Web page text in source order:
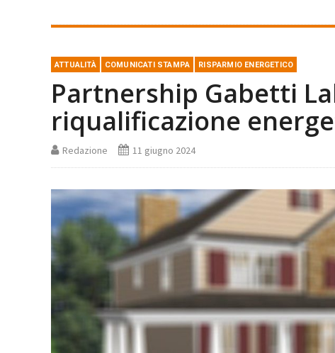
ATTUALITÀ COMUNICATI STAMPA RISPARMIO ENERGETICO
Partnership Gabetti
riqualificazione
Redazione 11 giugno 2024